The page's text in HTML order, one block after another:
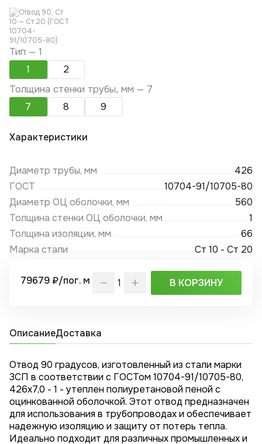
Тип —1
1
2
Толщина стенки трубы, мм — 7
7
8 9
Характеристики
Диаметр трубы, мм
426
ГОСТ
10704-91/10705-80
Диаметр ОЦ оболочки, мм
560
Толщина стенки ОЦ оболочки, мм
1
Толщина изоляции, мм
66
Марка стали
Ст 10 - Ст 20
79679 ₽/пог. м В КОРЗИНУ
ОписаниеДоставка
Отвод 90 градусов, изготовленный из стали марки
3СП в соответствии с ГОСТом 10704-91/10705-80,
426x7,0 - 1 - утеплен полиуретановой пеной с
оцинкованной оболочкой. Этот отвод предназначен
для использования в трубопроводах и обеспечивает
надежную изоляцию и защиту от потерь тепла.
Идеально подходит для различных промышленных и